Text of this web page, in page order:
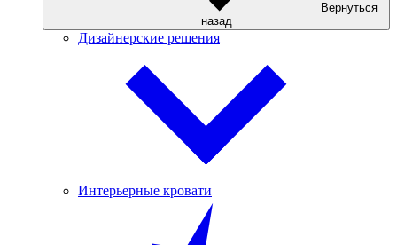
Вернуться
назад
Дизайнерские решения
Интерьерные кровати